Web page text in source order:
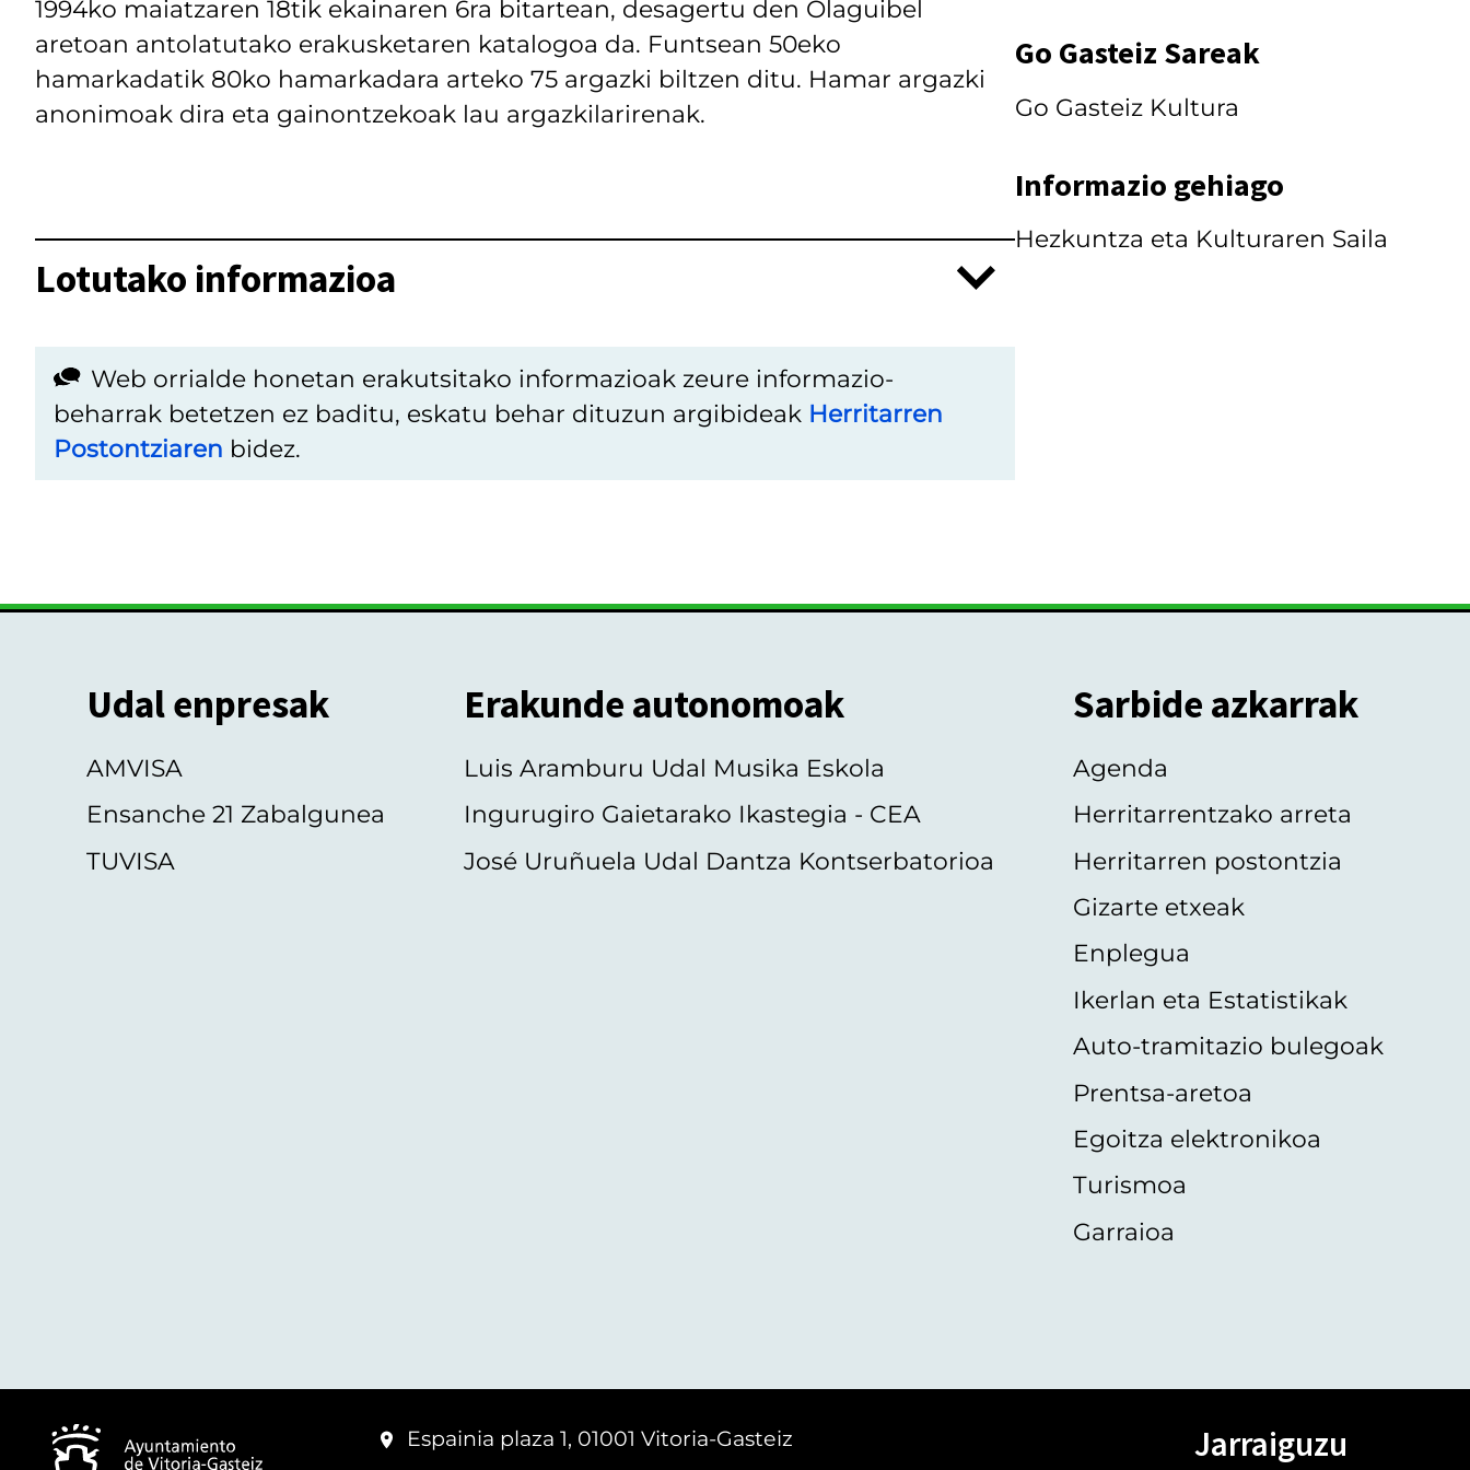
1994ko maiatzaren 18tik ekainaren 6ra bitartean, desagertu den Olaguibel
aretoan antolatutako erakusketaren katalogoa da. Funtsean 50eko
hamarkadatik 80ko hamarkadara arteko 75 argazki biltzen ditu. Hamar argazki
anonimoak dira eta gainontzekoak lau argazkilarirenak.
Lotutako informazioa
Web orrialde honetan erakutsitako informazioak zeure informazio-
beharrak betetzen ez baditu, eskatu behar dituzun argibideak Herritarren
Postontziaren bidez.
Go Gasteiz Sareak
Go Gasteiz Kultura
Informazio gehiago
Hezkuntza eta Kulturaren Saila
Udal enpresak
AMVISA
Ensanche 21 Zabalgunea
TUVISA
Erakunde autonomoak
Luis Aramburu Udal Musika Eskola
Ingurugiro Gaietarako Ikastegia - CEA
José Uruñuela Udal Dantza Kontserbatorioa
Sarbide azkarrak
Agenda
Herritarrentzako arreta
Herritarren postontzia
Gizarte etxeak
Enplegua
Ikerlan eta Estatistikak
Auto-tramitazio bulegoak
Prentsa-aretoa
Egoitza elektronikoa
Turismoa
Garraioa
Espainia plaza 1, 01001 Vitoria-Gasteiz Jarraiguzu